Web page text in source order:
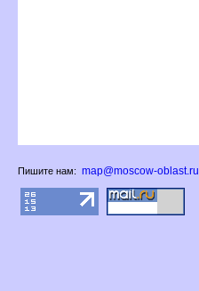
Пишите нам: map@moscow-oblast.ru